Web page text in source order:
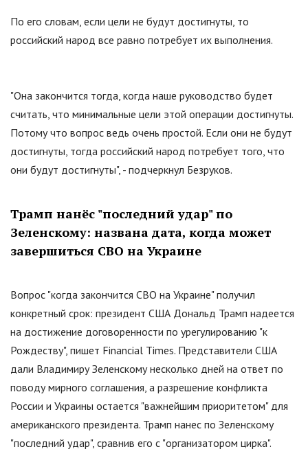
По его словам, если цели не будут достигнуты, то
российский народ все равно потребует их выполнения.
"Она закончится тогда, когда наше руководство будет
считать, что минимальные цели этой операции достигнуты.
Потому что вопрос ведь очень простой. Если они не будут
достигнуты, тогда российский народ потребует того, что
они будут достигнуты", - подчеркнул Безруков.
Трамп нанёс "последний удар"по
Зеленскому: названа дата, когда может
завершиться СВО на Украине
Вопрос "когда закончится СВО на Украине"получил
конкретный срок: президент США Дональд Трамп надеется
на достижение договоренности по урегулированию "к
Рождеству", пишет Financial Times. Представители США
дали Владимиру Зеленскому несколько дней на ответ по
поводу мирного соглашения, а разрешение конфликта
России и Украины остается "важнейшим приоритетом"для
американского президента. Трамп нанес по Зеленскому
"последний удар", сравнив его с "организатором цирка".